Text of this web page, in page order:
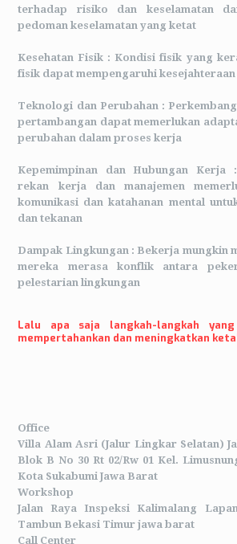
terhadap risiko dan keselamatan
pedoman keselamatan yang ketat
Kesehatan Fisik : Kondisi fisik yang
fisik dapat mempengaruhi
Teknologi dan Perubahan :
pertambangan dapat memerlukan
perubahan dalam proses kerja
Kepemimpinan dan Hubungan Kerja :
rekan kerja dan manajemen
komunikasi dan katahanan mental
dan tekanan
Dampak Lingkungan : Bekerja mungkin
mereka merasa konflik antara
pelestarian lingkungan
Lalu apa saja langkah-langkah
mempertahankan dan meningkatkan
Office
Villa Alam Asri (Jalur Lingkar Selatan)
Blok B No 30 Rt 02/Rw 01 Kel.
Kota Sukabumi Jawa Barat
Workshop
Jalan Raya Inspeksi Kalimalang
Tambun Bekasi Timur jawa barat
Call Center